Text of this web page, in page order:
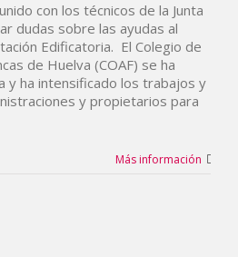
con los técnicos de la Junta
dudas sobre las ayudas al
Edificatoria. El Colegio de
de Huelva (COAF) se ha
y ha intensificado los trabajos y
y propietarios para
Más información